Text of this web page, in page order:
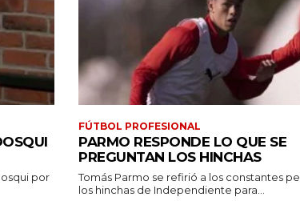
por
FÚTBOL PROFESIONAL
PARMO RESPONDE LO QUE SE
PREGUNTAN LOS HINCHAS
Tomás Parmo se refirió a los constantes
los hinchas de Independiente para...